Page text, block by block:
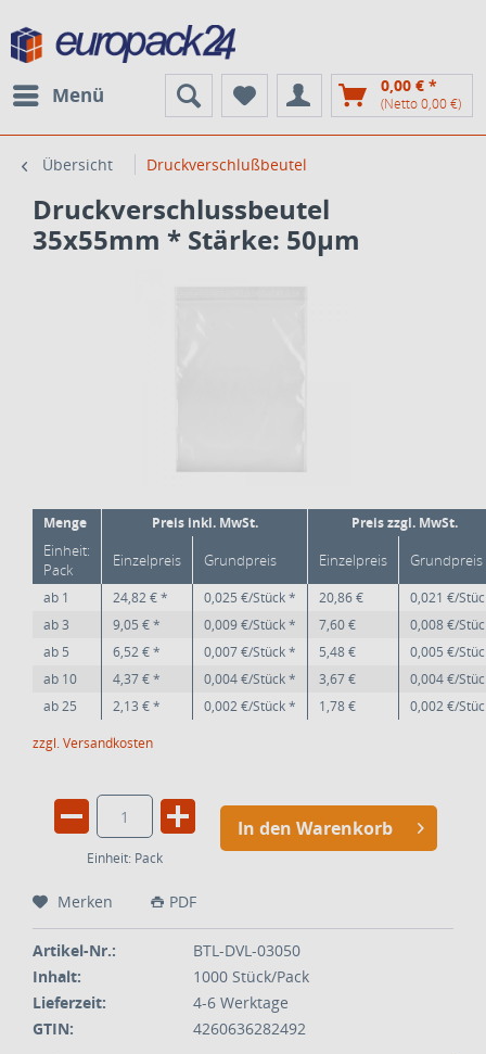
Menü 0,00 € *
(Netto 0,00 €)
Übersicht Druckverschlußbeutel
Druckverschlussbeutel
35x55mm * Stärke: 50µm
Menge Preis inkl. MwSt. Preis zzgl. MwSt.
Einheit:
Pack
Einzelpreis Grundpreis Einzelpreis Grundpreis
ab 1 24,82 € * 0,025 €/Stück * 20,86 €
0,021 €/
ab3 9,05 € * 0,009 €/Stück * 7,60 €
0,008 €/
ab 5 6,52 € * 0,007 €/Stück * 5,48 €
0,005 €/
ab 10 4,37 € * 0,004 €/Stück * 3,67 €
0,004 €/
ab25 2,13 € * 0,002 €/Stück * 1,78 €
0,002 €/
zzgl. Versandkosten
Einheit: Pack
In den Warenkorb
Merken PDF
Artikel-Nr.:
BTL-DVL-03050
Inhalt:
1000 Stück/Pack
Lieferzeit:
4-6 Werktage
GTIN:
4260636282492